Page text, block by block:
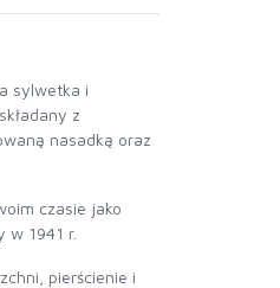
sylwetka i
z
nasadką oraz
czasie jako
w 1941 r.
pierścienie i